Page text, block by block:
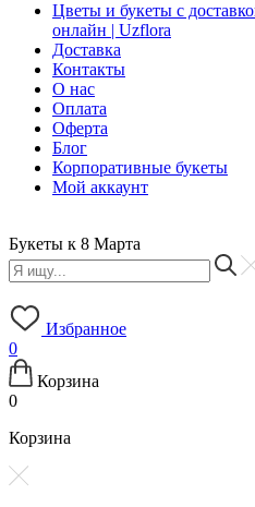
Цветы и букеты с
онлайн | Uzflora
Доставка
Контакты
О нас
Оплата
Оферта
Блог
Корпоративные букеты
Мой аккаунт
Букеты к 8 Марта
Избранное
0
Корзина
0
Корзина